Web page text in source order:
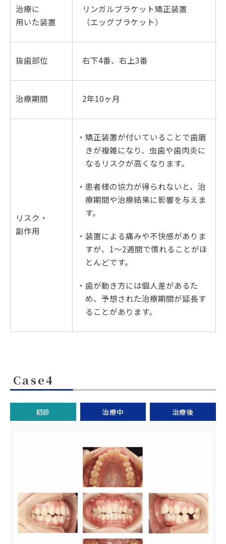
治療に
用いた装置
リンガルブラケット矯正装置
（エッグブラケット）
抜歯部位 右下4番、右上3番
治療期間 2年10ヶ月
リスク・
副作用
・矯正装置が付いていることで歯磨
きが複雑になり、虫歯や歯肉炎に
なるリスクが高くなります。
・患者様の協力が得られないと、治
療期間や治療結果に影響を与えま
す。
・装置による痛みや不快感がありま
すが、1～2週間で慣れることがほ
とんどです。
・歯が動き方には個人差があるた
め、予想された治療期間が延長す
ることがあります。
Case4
初診 治療中 治療後